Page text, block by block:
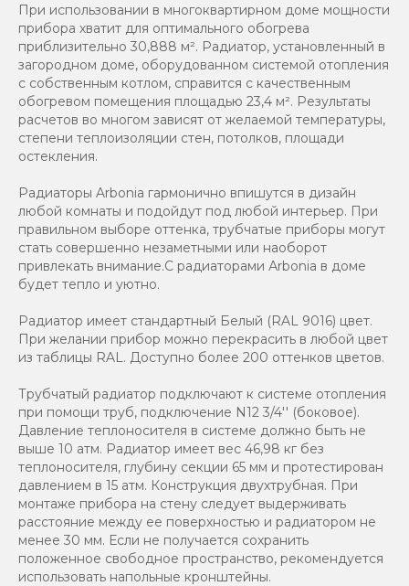
При использовании в многоквартирном доме мощности
прибора хватит для оптимального обогрева
приблизительно 30,888 м². Радиатор, установленный в
загородном доме, оборудованном системой отопления
с собственным котлом, справится с качественным
обогревом помещения площадью 23,4 м². Результаты
расчетов во многом зависят от желаемой температуры,
степени теплоизоляции стен, потолков, площади
остекления.
Радиаторы Arbonia гармонично впишутся в дизайн
любой комнаты и подойдут под любой интерьер. При
правильном выборе оттенка, трубчатые приборы могут
стать совершенно незаметными или наоборот
привлекать внимание.С радиаторами Аrbonia в доме
будет тепло и уютно.
Радиатор имеет стандартный Белый (RAL 9016) цвет.
При желании прибор можно перекрасить в любой цвет
из таблицы RAL. Доступно более 200 оттенков цветов.
Трубчатый радиатор подключают к системе отопления
при помощи труб, подключение N12 3/4'' (боковое).
Давление теплоносителя в системе должно быть не
выше 10 атм. Радиатор имеет вес 46,98 кг без
теплоносителя, глубину секции 65 мм и протестирован
давлением в 15 атм. Конструкция двухтрубная. При
монтаже прибора на стену следует выдерживать
расстояние между ее поверхностью и радиатором не
менее 30 мм. Если не получается сохранить
положенное свободное пространство, рекомендуется
использовать напольные кронштейны.